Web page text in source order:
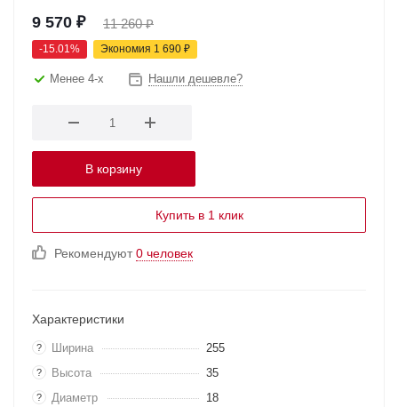
9 570 ₽ 11 260₽
-15.01% Экономия 1 690 ₽
Менее 4-х Нашли дешевле?
В корзину
Купить в 1 клик
Рекомендуют0 человек
Характеристики
? Ширина 255
? Высота 35
? Диаметр 18